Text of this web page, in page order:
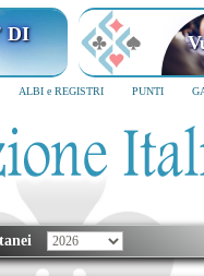
MILANO
ALBI e REGISTRI PUNTI